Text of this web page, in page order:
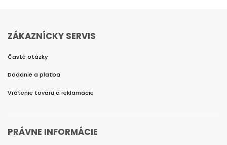
ZÁKAZNÍCKY SERVIS
Časté otázky
Dodanie a platba
Vrátenie tovaru a reklamácie
PRÁVNE INFORMÁCIE